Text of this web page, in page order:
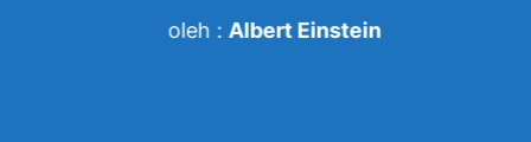
oleh :Albert Einstein